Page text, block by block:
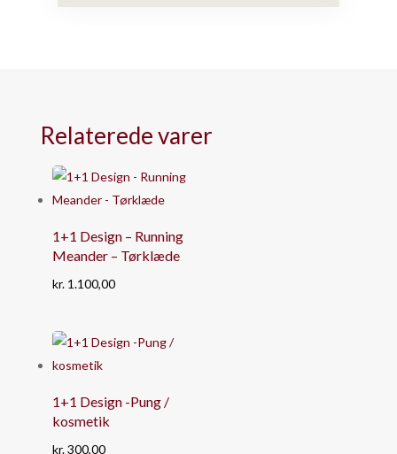
Relaterede varer
1+1 Design – Running
Meander – Tørklæde
kr.1.100,00
1+1 Design -Pung /
kosmetik
kr.300,00